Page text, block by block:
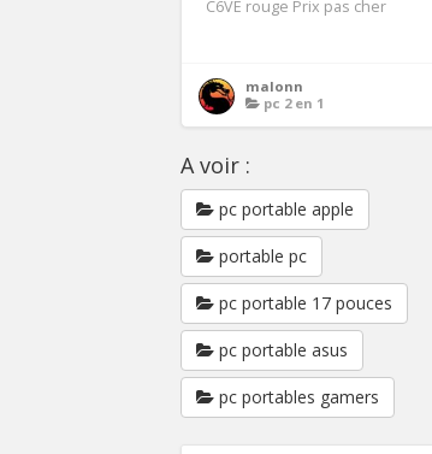
C6VE rouge Prix pas cher
malonn
pc 2 en 1
A voir :
pc portable apple
portable pc
pc portable 17 pouces
pc portable asus
pc portables gamers